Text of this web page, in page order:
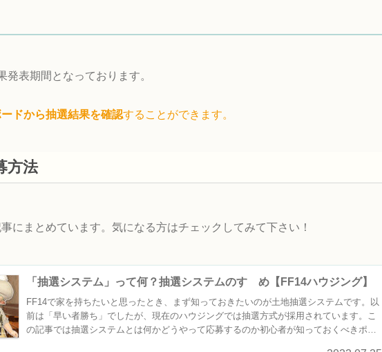
発表期間となっております。
ドから抽選結果を確認することができます。
方法
にまとめています。気になる方はチェックしてみて下さい！
「抽選システム」って何？抽選システムのすゝめ【FF14ハウジング】
FF14で家を持ちたいと思ったとき、まず知っておきたいのが土地抽選システムです。以
前は「早い者勝ち」でしたが、現在のハウジングでは抽選方式が採用されています。こ
の記事では抽選システムとは何かどうやって応募するのか初心者が知っておくべきポイ